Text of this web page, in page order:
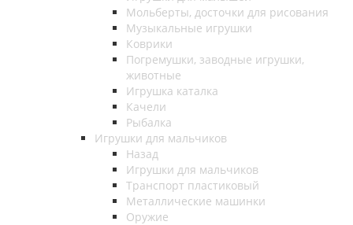
Мольберты, досточки для рисования
Музыкальные игрушки
Коврики
Погремушки, заводные игрушки,
животные
Игрушка каталка
Качели
Рыбалка
Игрушки для мальчиков
Назад
Игрушки для мальчиков
Транспорт пластиковый
Металлические машинки
Оружие